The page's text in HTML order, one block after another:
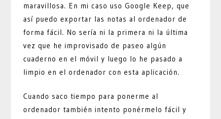
maravillosa. En mi caso uso Google Keep, que
así puedo exportar las notas al ordenador de
forma fácil. No sería ni la primera ni la última
vez que he improvisado de paseo algún
cuaderno en el móvil y luego lo he pasado a
limpio en el ordenador con esta aplicación.
Cuando saco tiempo para ponerme al
ordenador también intento ponérmelo fácil y